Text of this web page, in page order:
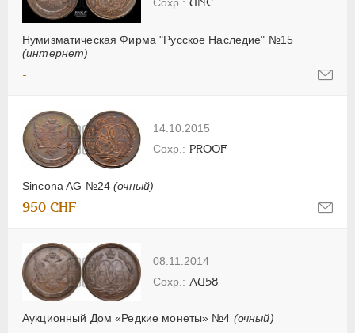
Нумизматическая Фирма "Русское Наследие" №15
(интернет)
-
14.10.2015
Sincona AG №24(очный)
PROOF
950 CHF
08.11.2014
Аукционный Дом «Редкие монеты» №4 (очный)
AU58